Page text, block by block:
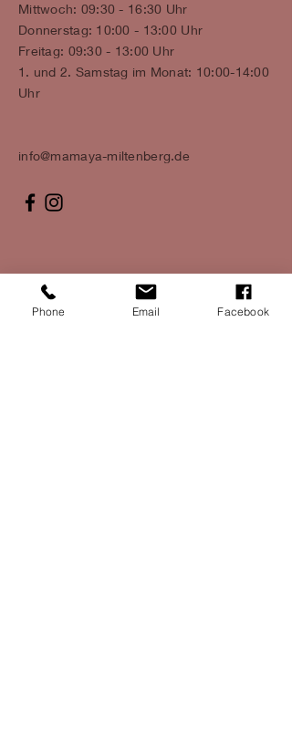
Mittwoch: 09:30 - 16:30 Uhr
Donnerstag: 10:00 - 13:00 Uhr
Freitag: 09:30 - 13:00 Uhr
1. und 2. Samstag im Monat: 10:00-14:00
Uhr
info@mamaya-miltenberg.de
Phone Email Facebook